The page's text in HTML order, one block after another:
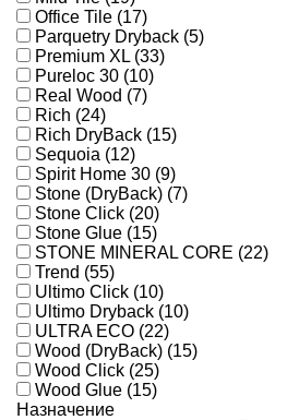
Office Tile (17)
Parquetry Dryback (5)
Premium XL (33)
Pureloc 30 (10)
Real Wood (7)
Rich (24)
Rich DryBack (15)
Sequoia (12)
Spirit Home 30 (9)
Stone (DryBack) (7)
Stone Click (20)
Stone Glue (15)
STONE MINERAL CORE (22)
Trend (55)
Ultimo Click (10)
Ultimo Dryback (10)
ULTRA ECO (22)
Wood (DryBack) (15)
Wood Click (25)
Wood Glue (15)
Назначение